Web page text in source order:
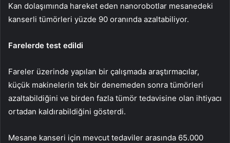
Kan dolaşımında hareket eden nanorobotlar mesanedeki
kanserli tümörleri yüzde 90 oranında azaltabiliyor.
Farelerde test edildi
Fareler üzerinde yapılan bir çalışmada araştırmacılar,
küçük makinelerin tek bir denemeden sonra tümörleri
azaltabildiğini ve birden fazla tümör tedavisine olan ihtiyacı
ortadan kaldırabildiğini gösterdi.
Mesane kanseri için mevcut tedaviler arasında 65.000